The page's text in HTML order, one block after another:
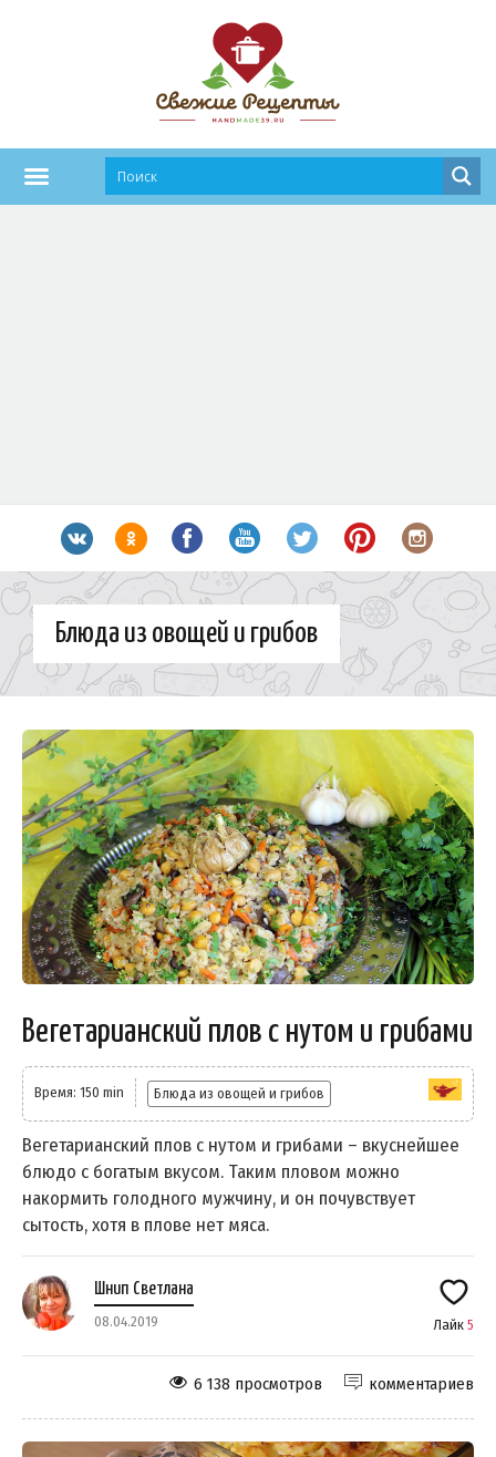
Блюда из овощей и грибов
Вегетарианский плов с нутом и грибами
Время: 150 min Блюда из овощей и грибов
Вегетарианский плов с нутом и грибами – вкуснейшее
блюдо с богатым вкусом. Таким пловом можно
накормить голодного мужчину, и он почувствует
сытость, хотя в плове нет мяса.
Шнип Светлана
08.04.2019 Лайк 5
комментариев
6 138 просмотров